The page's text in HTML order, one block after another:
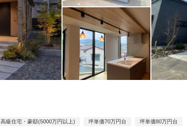
高級住宅・豪邸(5000万円以上) 坪単価70万円台 坪単価80万円台